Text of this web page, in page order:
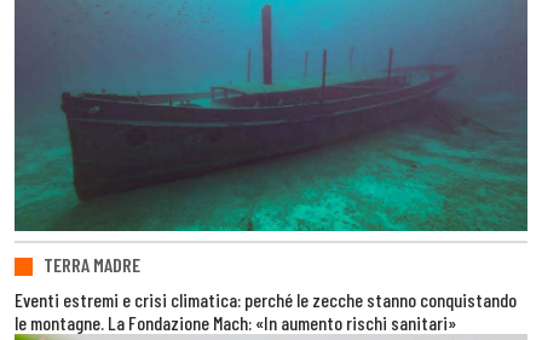
TERRA MADRE
Eventi estremi e crisi climatica: perché le zecche stanno conquistando
le montagne. La Fondazione Mach: «In aumento rischi sanitari»